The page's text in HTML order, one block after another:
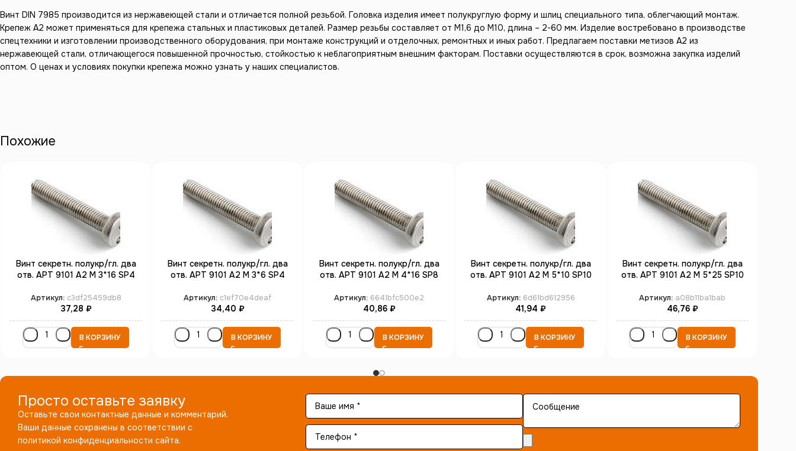
Винт DIN 7985 производится из нержавеющей стали и отличается полной резьбой. Головка изделия имеет полукруглую форму и шлиц специального типа, облегчающий монтаж.
Крепеж А2 может применяться для крепежа стальных и пластиковых деталей. Размер резьбы составляет от М1,6 до М10, длина – 2-60 мм. Изделие востребовано в производстве
спецтехники и изготовлении производственного оборудования, при монтаже конструкций и отделочных, ремонтных и иных работ. Предлагаем поставки метизов А2 из
нержавеющей стали, отличающегося повышенной прочностью, стойкостью к неблагоприятным внешним факторам. Поставки осуществляются в срок, возможна закупка изделий
оптом. О ценах и условиях покупки крепежа можно узнать у наших специалистов.
Похожие
Винт секретн. полукр/гл. два
отв. АРТ 9101 А2 M 3*16 SP4
Артикул: c3df25459db8
37,28 ₽
В КОРЗИНУ
Винт секретн. полукр/гл. два
отв. АРТ 9101 А2 M 3*6 SP4
Артикул: c1ef70e4deaf
34,40 ₽
В КОРЗИНУ
Винт секретн. полукр/гл. два
отв. АРТ 9101 А2 M 4*16 SP8
Артикул: 6641bfc500e2
40,86 ₽
В КОРЗИНУ
Винт секретн. полукр/гл. два
отв. АРТ 9101 А2 M 5*10 SP10
Артикул: 6d61bd612956
41,94 ₽
В КОРЗИНУ
Винт секретн. полукр/гл. два
отв. АРТ 9101 А2 M 5*25 SP10
Артикул: a08b11ba1bab
46,76 ₽
В КОРЗИНУ
Просто оставьте заявку
Оставьте свои контактные данные и комментарий.
Ваши данные сохранены в соответствии с
политикой конфиденциальности сайта.